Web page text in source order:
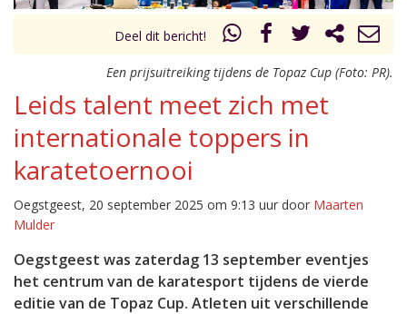
Deel dit bericht!
Een prijsuitreiking tijdens de Topaz Cup (Foto: PR).
Leids talent meet zich met
internationale toppers in
karatetoernooi
Oegstgeest, 20 september 2025 om 9:13 uur door Maarten
Mulder
Oegstgeest was zaterdag 13 september eventjes
het centrum van de karatesport tijdens de vierde
editie van de Topaz Cup. Atleten uit verschillende